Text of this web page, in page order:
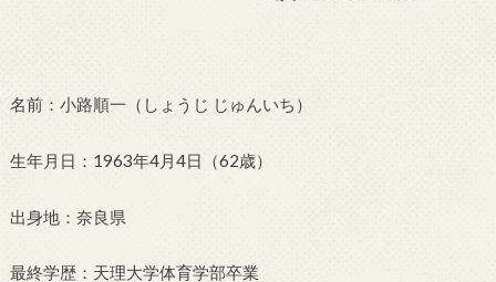
名前：小路順一（しょうじ じゅんいち）
生年月日：1963年4月4日（62歳）
出身地：奈良県
最終学歴：天理大学体育学部卒業